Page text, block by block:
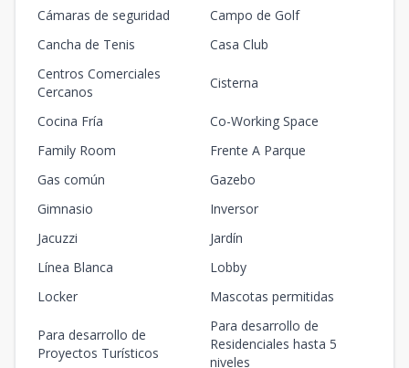
Cámaras de seguridad
Campo de Golf
Cancha de Tenis
Casa Club
Centros Comerciales
Cercanos
Cisterna
Cocina Fría
Co-Working Space
Family Room
Frente A Parque
Gas común
Gazebo
Gimnasio
Inversor
Jacuzzi
Jardín
Línea Blanca
Lobby
Locker
Mascotas permitidas
Para desarrollo de
Proyectos Turísticos
Para desarrollo de
Residenciales hasta 5
niveles